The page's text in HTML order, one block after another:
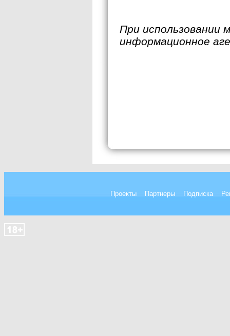
При использовании
информационное
Проекты Партнеры Подписка